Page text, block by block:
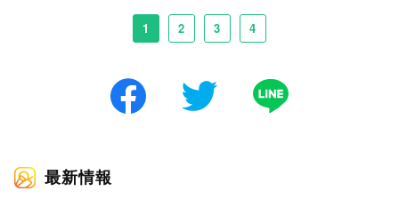
1 2 3 4
最新情報